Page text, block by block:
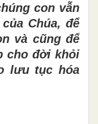
con vẫn
Chúa, để
và cũng để
cho đời khỏi
lưu tục hóa